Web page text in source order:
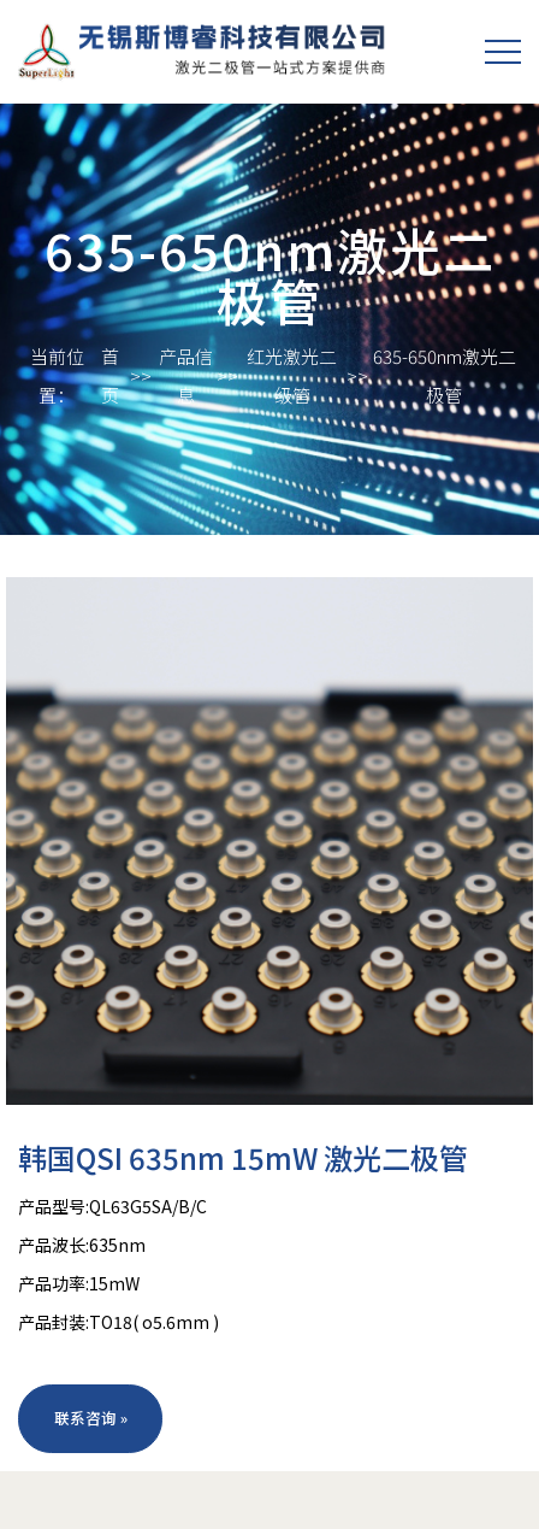
635-650nm激光二
极管
当前位
置：
首
页
>>
产品信
息
>>
红光激光二
级管
>>
635-650nm激光二
极管
韩国QSI 635nm 15mW 激光二极管
产品型号:QL63G5SA/B/C
产品波长:635nm
产品功率:15mW
产品封装:TO18( o5.6mm )
联系咨询 »